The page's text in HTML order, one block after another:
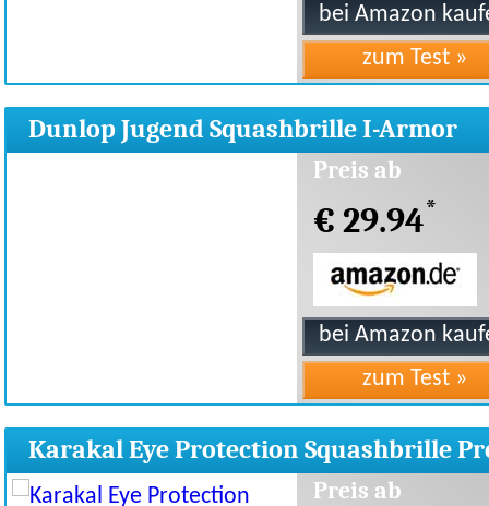
Dunlop Jugend Squashbrille I-Armor
Preis ab
€ 29.94*
Karakal Eye Protection Squashbrille
2500 Goggles
Preis ab